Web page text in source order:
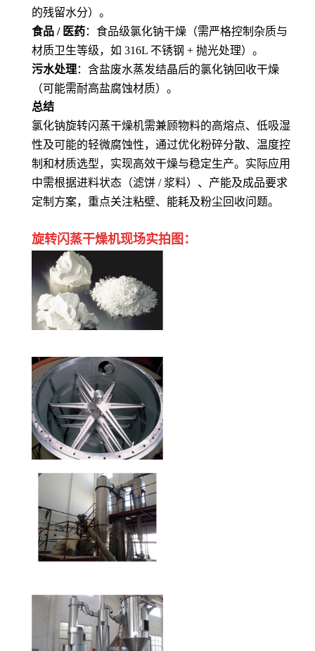
的残留水分）。
食品 / 医药：食品级氯化钠干燥（需严格控制杂质与
材质卫生等级，如 316L 不锈钢 + 抛光处理）。
污水处理：含盐废水蒸发结晶后的氯化钠回收干燥
（可能需耐高盐腐蚀材质）。
总结
氯化钠旋转闪蒸干燥机需兼顾物料的高熔点、低吸湿
性及可能的轻微腐蚀性，通过优化粉碎分散、温度控
制和材质选型，实现高效干燥与稳定生产。实际应用
中需根据进料状态（滤饼 / 浆料）、产能及成品要求
定制方案，重点关注粘壁、能耗及粉尘回收问题。
旋转闪蒸干燥机现场实拍图：